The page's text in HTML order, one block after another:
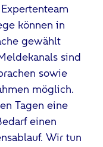
können in
gewählt
sind
sowie
möglich.
Tagen eine
einen
Wir tun